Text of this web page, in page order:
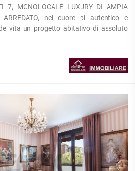
7, MONOLOCALE LUXURY DI AMPIA
ARREDATO, nel cuore pi autentico e
vita un progetto abitativo di assoluto